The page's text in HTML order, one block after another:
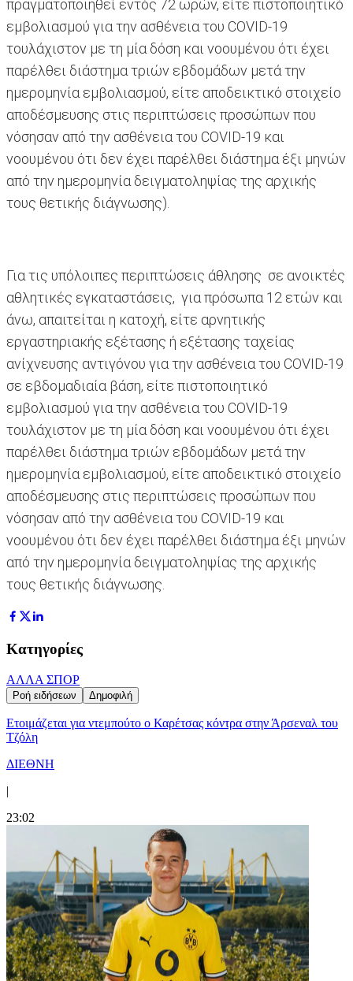
πραγματοποιηθεί εντός 72 ωρών, είτε πιστοποιητικό
εμβολιασμού για την ασθένεια του COVID-19
τουλάχιστον με τη μία δόση και νοουμένου ότι έχει
παρέλθει διάστημα τριών εβδομάδων μετά την
ημερομηνία εμβολιασμού, είτε αποδεικτικό στοιχείο
αποδέσμευσης στις περιπτώσεις προσώπων που
νόσησαν από την ασθένεια του COVID-19 και
νοουμένου ότι δεν έχει παρέλθει διάστημα έξι μηνών
από την ημερομηνία δειγματοληψίας της αρχικής
τους θετικής διάγνωσης).
Για τις υπόλοιπες περιπτώσεις άθλησης σε ανοικτές
αθλητικές εγκαταστάσεις, για πρόσωπα 12 ετών και
άνω, απαιτείται η κατοχή, είτε αρνητικής
εργαστηριακής εξέτασης ή εξέτασης ταχείας
ανίχνευσης αντιγόνου για την ασθένεια του COVID-19
σε εβδομαδιαία βάση, είτε πιστοποιητικό
εμβολιασμού για την ασθένεια του COVID-19
τουλάχιστον με τη μία δόση και νοουμένου ότι έχει
παρέλθει διάστημα τριών εβδομάδων μετά την
ημερομηνία εμβολιασμού, είτε αποδεικτικό στοιχείο
αποδέσμευσης στις περιπτώσεις προσώπων που
νόσησαν από την ασθένεια του COVID-19 και
νοουμένου ότι δεν έχει παρέλθει διάστημα έξι μηνών
από την ημερομηνία δειγματοληψίας της αρχικής
τους θετικής διάγνωσης.
Κατηγορίες
ΑΛΛΑ ΣΠΟΡ
Ροή ειδήσεων Δημοφιλή
Ετοιμάζεται για ντεμπούτο ο Καρέτσας κόντρα στην Άρσεναλ του
Τζόλη
ΔΙΕΘΝΗ
|
23:02